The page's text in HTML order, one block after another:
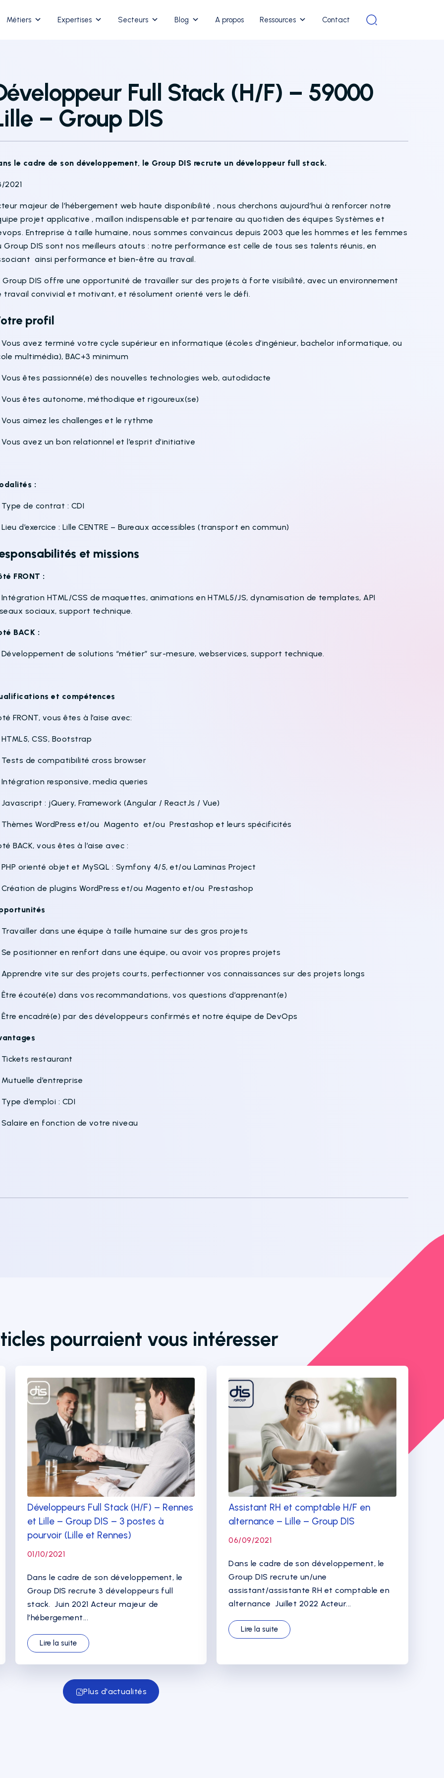
Contact
Ressources
A propos
Blog
Secteurs
Expertises
Métiers
Full Stack (H/F) – 59000
– Group DIS
le cadre de son développement, le Group DIS recrute un développeur full stack.
2021
majeur de l’hébergement web haute disponibilité , nous cherchons aujourd’hui à renforcer notre
projet applicative , maillon indispensable et partenaire au quotidien des équipes Systèmes et
Entreprise à taille humaine, nous sommes convaincus depuis 2003 que les hommes et les femmes
Group DIS sont nos meilleurs atouts : notre performance est celle de tous ses talents réunis, en
ainsi performance et bien-être au travail.
Group DIS offre une opportunité de travailler sur des projets à forte visibilité, avec un environnement
travail convivial et motivant, et résolument orienté vers le défi.
profil
avez terminé votre cycle supérieur en informatique (écoles d’ingénieur, bachelor informatique, ou
multimédia), BAC+3 minimum
êtes passionné(e) des nouvelles technologies web, autodidacte
êtes autonome, méthodique et rigoureux(se)
aimez les challenges et le rythme
avez un bon relationnel et l’esprit d’initiative
:
de contrat : CDI
d’exercice : Lille CENTRE – Bureaux accessibles (transport en commun)
et missions
FRONT :
HTML/CSS de maquettes, animations en HTML5/JS, dynamisation de templates, API
sociaux, support technique.
BACK :
de solutions “métier” sur-mesure, webservices, support technique.
et compétences
FRONT, vous êtes à l’aise avec:
CSS, Bootstrap
de compatibilité cross browser
responsive, media queries
: jQuery, Framework (Angular / ReactJs / Vue)
WordPress et/ou Magento et/ou Prestashop et leurs spécificités
BACK, vous êtes à l’aise avec :
orienté objet et MySQL : Symfony 4/5, et/ou Laminas Project
de plugins WordPress et/ou Magento et/ou Prestashop
dans une équipe à taille humaine sur des gros projets
positionner en renfort dans une équipe, ou avoir vos propres projets
vite sur des projets courts, perfectionner vos connaissances sur des projets longs
écouté(e) dans vos recommandations, vos questions d’apprenant(e)
encadré(e) par des développeurs confirmés et notre équipe de DevOps
restaurant
d’entreprise
d’emploi : CDI
en fonction de votre niveau
pourraient vous intéresser
Développeurs Full Stack (H/F) – Rennes
et Lille – Group DIS – 3 postes à
pourvoir (Lille et Rennes)
01/10/2021
Dans le cadre de son développement, le
Group DIS recrute 3 développeurs full
stack. Juin 2021 Acteur majeur de
l’hébergement...
Lire la suite
Assistant RH et comptable H/F en
alternance – Lille – Group DIS
06/09/2021
Dans le cadre de son développement, le
Group DIS recrute un/une
assistant/assistante RH et comptable en
alternance Juillet 2022 Acteur...
Lire la suite
Plus d'actualités